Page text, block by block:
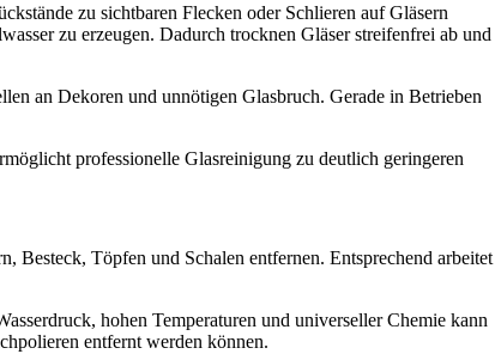
zu sichtbaren Flecken oder Schlieren auf Gläsern
zu erzeugen. Dadurch trocknen Gläser streifenfrei ab und
an Dekoren und unnötigen Glasbruch. Gerade in Betrieben
professionelle Glasreinigung zu deutlich geringeren
Besteck, Töpfen und Schalen entfernen. Entsprechend arbeitet
hohen Temperaturen und universeller Chemie kann
entfernt werden können.